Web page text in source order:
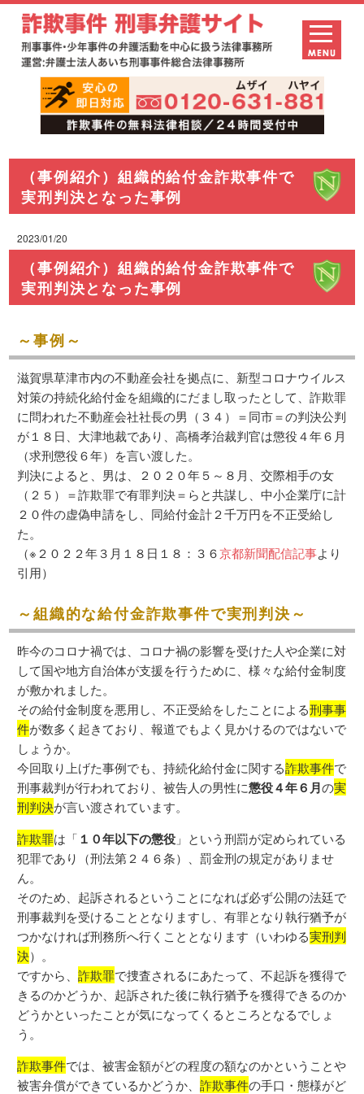
（事例紹介）組織的給付金詐欺事件で
実刑判決となった事例
2023/01/20
（事例紹介）組織的給付金詐欺事件で
実刑判決となった事例
～事例～
滋賀県草津市内の不動産会社を拠点に、新型コロナウイルス
対策の持続化給付金を組織的にだまし取ったとして、詐欺罪
に問われた不動産会社社長の男（３４）＝同市＝の判決公判
が１８日、大津地裁であり、高橋孝治裁判官は懲役４年６月
（求刑懲役６年）を言い渡した。
判決によると、男は、２０２０年５～８月、交際相手の女
（２５）＝詐欺罪で有罪判決＝らと共謀し、中小企業庁に計
２０件の虚偽申請をし、同給付金計２千万円を不正受給し
た。
（※２０２２年３月１８日１８：３６京都新聞配信記事より
引用）
～組織的な給付金詐欺事件で実刑判決～
昨今のコロナ禍では、コロナ禍の影響を受けた人や企業に対
して国や地方自治体が支援を行うために、様々な給付金制度
が敷かれました。
その給付金制度を悪用し、不正受給をしたことによる刑事事
件が数多く起きており、報道でもよく見かけるのではないで
しょうか。
今回取り上げた事例でも、持続化給付金に関する詐欺事件で
刑事裁判が行われており、被告人の男性に懲役４年６月の実
刑判決が言い渡されています。
詐欺罪は「 １０年以下の懲役 」という刑罰が定められている
犯罪であり（刑法第２４６条）、罰金刑の規定がありませ
ん。
そのため、起訴されるということになれば必ず公開の法廷で
刑事裁判を受けることとなりますし、有罪となり執行猶予が
つかなければ刑務所へ行くこととなります（いわゆる実刑判
決）。
ですから、詐欺罪で捜査されるにあたって、不起訴を獲得で
きるのかどうか、起訴された後に執行猶予を獲得できるのか
どうかといったことが気になってくるところとなるでしょ
う。
詐欺事件では、被害金額がどの程度の額なのかということや
被害弁償ができているかどうか、詐欺事件の手口・態様がど